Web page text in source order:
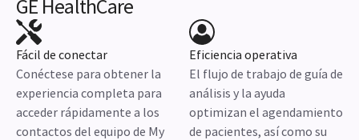
GE HealthCare
Fácil de conectar
Conéctese para obtener la
experiencia completa para
acceder rápidamente a los
contactos del equipo de My
Eficiencia operativa
El flujo de trabajo de guía de
análisis y la ayuda
optimizan el agendamiento
de pacientes, así como su